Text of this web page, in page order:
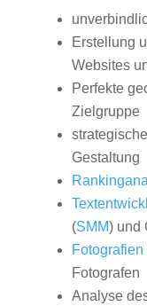
Erstellung
Websites
Perfekte
Zielgruppe
Gestaltung
(SMM) und
Fotografien
Fotografen
Analyse